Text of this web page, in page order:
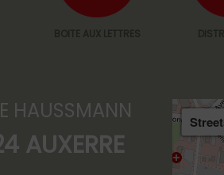
HAUSSMANN
AUXERRE